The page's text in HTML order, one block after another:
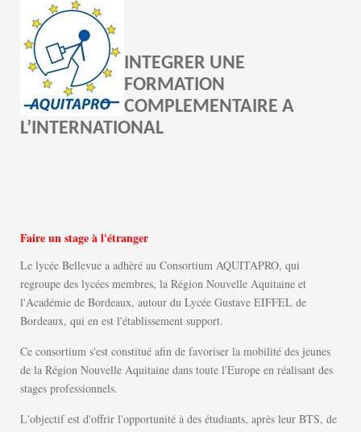
INTEGRER UNE
FORMATION
COMPLEMENTAIRE A
L’INTERNATIONAL
Faire un stage à l'étranger
Le lycée Bellevue a adhèré au Consortium AQUITAPRO, qui
regroupe des lycées membres, la Région Nouvelle Aquitaine et
l'Académie de Bordeaux, autour du Lycée Gustave EIFFEL de
Bordeaux, qui en est l'établissement support.
Ce consortium s'est constitué afin de favoriser la mobilité des jeunes
de la Région Nouvelle Aquitaine dans toute l'Europe en réalisant des
stages professionnels.
L'objectif est d'offrir l'opportunité à des étudiants, après leur BTS, de